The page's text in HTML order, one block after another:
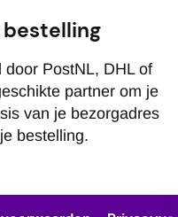
bestelling
PostNL, DHL of
partner om je
van je bezorgadres
bestelling.